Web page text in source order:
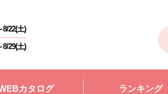
8/22(土)
8/29(土)
カタログ ランキング